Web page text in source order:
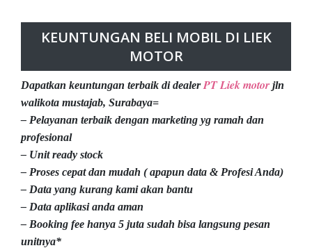
KEUNTUNGAN BELI MOBIL DI LIEK
MOTOR
Dapatkan keuntungan terbaik di dealerPT Liek motor jln
walikota mustajab, Surabaya=
– Pelayanan terbaik dengan marketing yg ramah dan
profesional
– Unit ready stock
– Proses cepat dan mudah ( apapun data & Profesi Anda)
– Data yang kurang kami akan bantu
– Data aplikasi anda aman
– Booking fee hanya 5 juta sudah bisa langsung pesan
unitnya*